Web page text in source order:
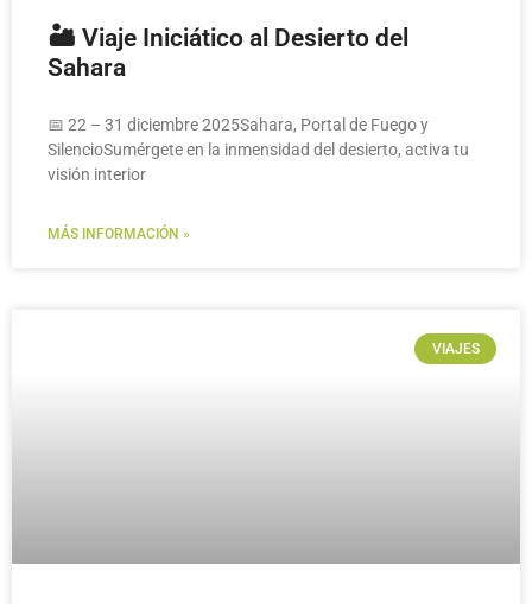
🏜️ Viaje Iniciático al Desierto del
Sahara
📅 22 – 31 diciembre 2025Sahara, Portal de Fuego y
SilencioSumérgete en la inmensidad del desierto, activa tu
visión interior
MÁS INFORMACIÓN »
VIAJES